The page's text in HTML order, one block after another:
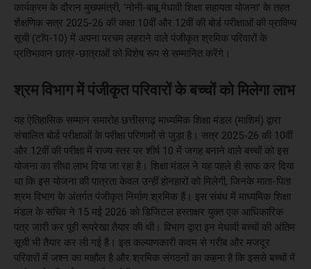
कार्यक्रम के दौरान मुख्यमंत्री, 'नोनी-बाबू मेधावी शिक्षा सहायता योजना' के तहत
शैक्षणिक सत्र 2025-26 की कक्षा 10वीं और 12वीं की बोर्ड परीक्षाओं की प्राविण्य
सूची (टॉप-10) में अपना परचम लहराने वाले पंजीकृत श्रमिक परिवारों के
प्रतिभावान छात्र-छात्राओं को विशेष रूप से सम्मानित करेंगे।
श्रम विभाग में पंजीकृत परिवारों के बच्चों को मिलेगा लाभ
यह ऐतिहासिक सम्मान समारोह छत्तीसगढ़ माध्यमिक शिक्षा मंडल (माशिमं) द्वारा
संचालित बोर्ड परीक्षाओं के परीक्षा परिणामों से जुड़ा है। सत्र 2025-26 की 10वीं
और 12वीं की परीक्षा में राज्य स्तर पर शीर्ष 10 में जगह बनाने वाले बच्चों को इस
योजना का सीधा लाभ दिया जा रहा है। शिक्षा मंडल ने यह पहले ही साफ कर दिया
था कि इस योजना की पात्रता केवल उन्हीं होनहारों को मिलेगी, जिनके माता-पिता
श्रम विभाग के अंतर्गत पंजीकृत निर्माण श्रमिक हैं। इस संबंध में माध्यमिक शिक्षा
मंडल के सचिव ने 15 मई 2026 को डिजिटल हस्ताक्षर युक्त एक आधिकारिक
पत्र जारी कर पूरी रूपरेखा तैयार की थी। विभाग द्वारा इन मेधावी बच्चों की अंतिम
सूची भी तैयार कर ली गई है। इस कल्याणकारी कदम से गरीब और मजदूर
परिवारों में जश्न का माहौल है और श्रमिक संगठनों का कहना है कि इससे बच्चों में